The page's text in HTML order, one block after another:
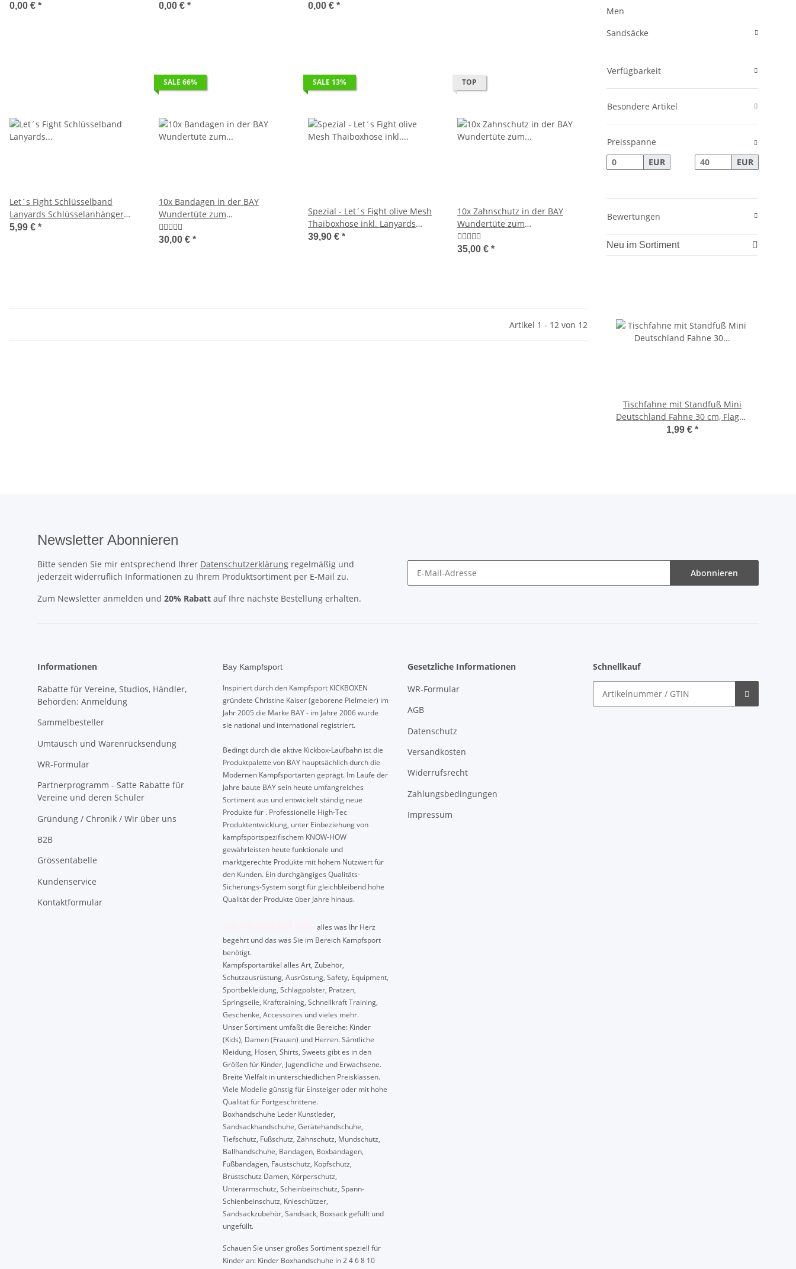
0,00 € * 0,00 € * 0,00 € *
Let´s Fight Schlüsselband
Lanyards Schlüsselanhänger
grau/blau
5,99 € *
SALE 66%
10x Bandagen in der BAY
Wundertüte zum
Kennenlernpreis STATT: 88,77
Euro
30,00 € *
SALE 13%
Spezial - Let´s Fight olive Mesh
Thaiboxhose inkl. Lanyards
gratis - Nur für kurze Zeit.
39,90 € *
TOP
10x Zahnschutz in der BAY
Wundertüte zum
Kennenlernpreis STATT: 102,69
Euro
35,00 € *
Artikel 1 - 12 von 12
Men
Sandsäcke
Verfügbarkeit
Besondere Artikel
Preisspanne
EUR
EUR
Bewertungen
Neu im Sortiment
Tischfahne mit Standfuß Mini
Deutschland Fahne 30 cm, Flagge
BRD
1,99 € *
Newsletter Abonnieren
Bitte senden Sie mir entsprechend Ihrer Datenschutzerklärung regelmäßig und
jederzeit widerruflich Informationen zu Ihrem Produktsortiment per E-Mail zu.
Zum Newsletter anmelden und 20% Rabatt auf Ihre nächste Bestellung erhalten.
Abonnieren
Informationen
Rabatte für Vereine, Studios, Händler,
Behörden: Anmeldung
Sammelbesteller
Umtausch und Warenrücksendung
WR-Formular
Partnerprogramm - Satte Rabatte für
Vereine und deren Schüler
Gründung / Chronik / Wir über uns
B2B
Grössentabelle
Kundenservice
Kontaktformular
Bay Kampfsport
Inspiriert durch den Kampfsport KICKBOXEN
gründete Christine Kaiser (geborene Pielmeier) im
Jahr 2005 die Marke BAY - im Jahre 2006 wurde
sie national und international registriert.
Bedingt durch die aktive Kickbox-Laufbahn ist die
Produktpalette von BAY hauptsächlich durch die
Modernen Kampfsportarten geprägt. Im Laufe der
Jahre baute BAY sein heute umfangreiches
Sortiment aus und entwickelt ständig neue
Produkte für . Professionelle High-Tec
Produktentwicklung, unter Einbeziehung von
kampfsportspezifischem KNOW-HOW
gewährleisten heute funktionale und
marktgerechte Produkte mit hohem Nutzwert für
den Kunden. Ein durchgängiges Qualitäts-
Sicherungs-System sorgt für gleichbleibend hohe
Qualität der Produkte über Jahre hinaus.
alles was Ihr Herz
begehrt und das was Sie im Bereich Kampfsport
benötigt.
Kampfsportartikel alles Art, Zubehör,
Schutzausrüstung, Ausrüstung, Safety, Equipment,
Sportbekleidung, Schlagpolster, Pratzen,
Springseile, Krafttraining, Schnellkraft Training,
Geschenke, Accessoires und vieles mehr.
Unser Sortiment umfaßt die Bereiche: Kinder
(Kids), Damen (Frauen) und Herren. Sämtliche
Kleidung, Hosen, Shirts, Sweets gibt es in den
Größen für Kinder, Jugendliche und Erwachsene.
Breite Vielfalt in unterschiedlichen Preisklassen.
Viele Modelle günstig für Einsteiger oder mit hohe
Qualität für Fortgeschrittene.
Boxhandschuhe Leder Kunstleder,
Sandsackhandschuhe, Gerätehandschuhe,
Tiefschutz, Fußschutz, Zahnschutz, Mundschutz,
Ballhandschuhe, Bandagen, Boxbandagen,
Fußbandagen, Faustschutz, Kopfschutz,
Brustschutz Damen, Körperschutz,
Unterarmschutz, Scheinbeinschutz, Spann-
Schienbeinschutz, Knieschützer,
Sandsackzubehör, Sandsack, Boxsack gefüllt und
ungefüllt.
Schauen Sie unser großes Sortiment speziell für
Kinder an: Kinder Boxhandschuhe in 2 4 6 8 10
Gesetzliche Informationen
WR-Formular
AGB
Datenschutz
Versandkosten
Widerrufsrecht
Zahlungsbedingungen
Impressum
Schnellkauf